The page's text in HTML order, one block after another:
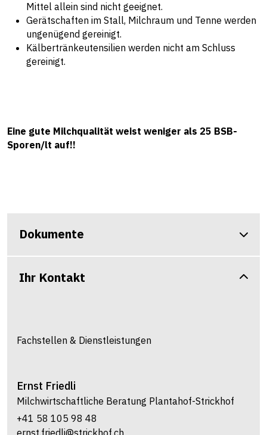
Mittel allein sind nicht geeignet.
Gerätschaften im Stall, Milchraum und Tenne werden
ungenügend gereinigt.
Kälbertränkeutensilien werden nicht am Schluss
gereinigt.
Eine gute Milchqualität weist weniger als 25 BSB-
Sporen/lt auf!!
Dokumente
Ihr Kontakt
Fachstellen & Dienstleistungen
Ernst Friedli
Milchwirtschaftliche Beratung Plantahof-Strickhof
+41 58 105 98 48
ernst.friedli@strickhof.ch